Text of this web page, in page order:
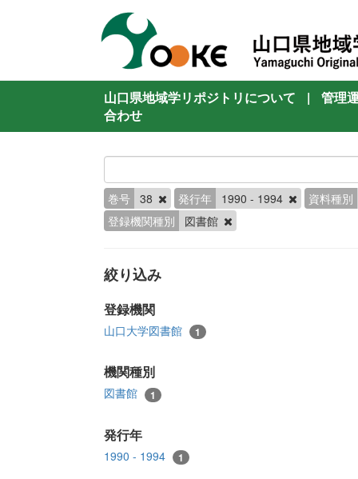
山口県地域学リポジトリについて |
管理
合わせ
巻号 38 発行年 1990 - 1994
資料種別
登録機関種別
図書館
絞り込み
登録機関
山口大学図書館 1
機関種別
図書館 1
発行年
1990 - 1994 1